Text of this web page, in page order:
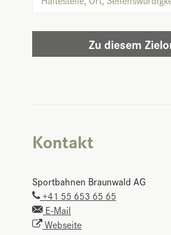
Zu diesem
Kontakt
Sportbahnen Braunwald AG
+41 55 653 65 65
E-Mail
Webseite